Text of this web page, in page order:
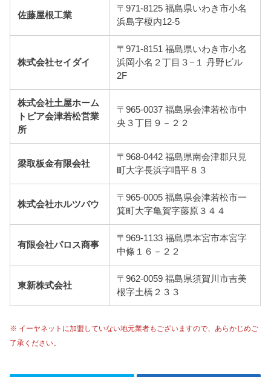
佐藤屋根工業
〒971-8125 福島県いわき市小名
浜島字榎内12-5
株式会社セイダイ
〒971-8151 福島県いわき市小名
浜岡小名２丁目３−１ 丹野ビル
2F
株式会社土屋ホーム
トピア会津若松営業
所
〒965-0037 福島県会津若松市中
央３丁目９－２２
梁取板金有限会社
〒968-0442 福島県南会津郡只見
町大字長浜字唱平８３
株式会社ホルツバウ
〒965-0005 福島県会津若松市一
箕町大字亀賀字藤原３４４
有限会社パロス商事
〒969-1133 福島県本宮市本宮字
中條１６－２２
東新株式会社
〒962-0059 福島県須賀川市吉美
根字土橋２３３
※ イーヤネットに加盟していない地元業者もございますので、あらかじめご
了承ください。